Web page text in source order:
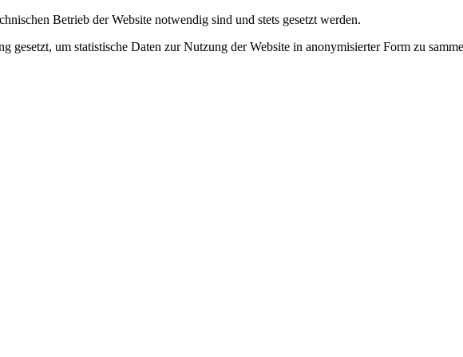
Betrieb der Website notwendig sind und stets gesetzt werden.
gesetzt, um statistische Daten zur Nutzung der Website in anonymisierter Form zu